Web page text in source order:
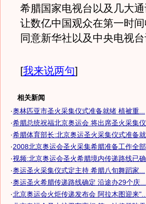
希腊国家电视台以及几大
让数亿中国观众在第一时
同意新华社以及中央电视
[我来说两句]
相关新闻
·奥林匹亚市圣火采集仪式准备就绪 植被重...
·希腊总统祝福北京奥运会 将出席圣火采集
·希腊体育部长:北京奥运圣火采集仪式准备
·2008北京奥运会圣火采集希腊准备工作全
·视频:北京奥运会圣火希腊境内传递路线已
·奥运圣火采集仪式定主持 希腊八旬舞蹈家...
·奥运圣火希腊传递路线确定 沿途办29个庆...
·北京奥运会火炬传递发布会 阿拉木图迎来"...